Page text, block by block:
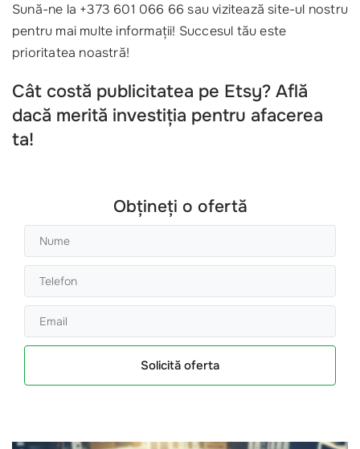
Sună-ne la +373 601 066 66 sau vizitează site-ul nostru
pentru mai multe informații! Succesul tău este
prioritatea noastră!
Cât costă publicitatea pe Etsy? Află
dacă merită investiția pentru afacerea
ta!
Obțineți o ofertă
Solicită oferta